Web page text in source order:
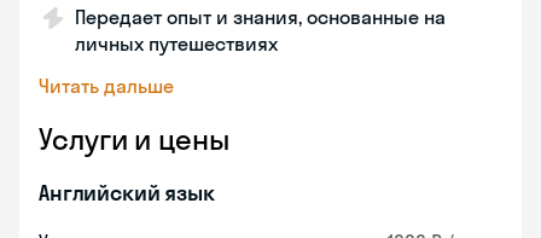
Передает опыт и знания, основанные на
личных путешествиях
Читать дальше
Услуги и цены
Английский язык